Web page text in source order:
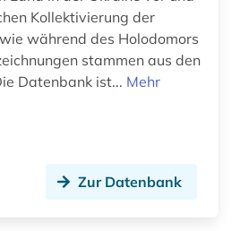
Kollektivierung der
während des Holodomors
stammen aus den
Datenbank ist... Mehr
Zur Datenbank